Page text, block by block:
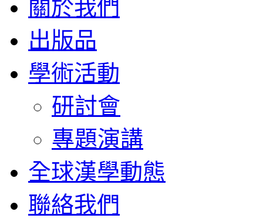
關於我們
出版品
學術活動
研討會
專題演講
全球漢學動態
聯絡我們